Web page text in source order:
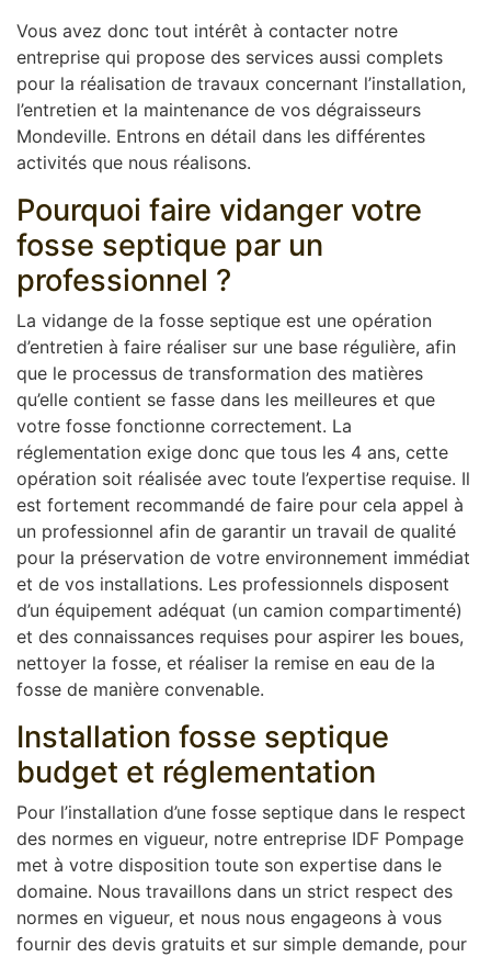
Vous avez donc tout intérêt à contacter notre
entreprise qui propose des services aussi complets
pour la réalisation de travaux concernant l’installation,
l’entretien et la maintenance de vos dégraisseurs
Mondeville. Entrons en détail dans les différentes
activités que nous réalisons.
Pourquoi faire vidanger votre
fosse septique par un
professionnel ?
La vidange de la fosse septique est une opération
d’entretien à faire réaliser sur une base régulière, afin
que le processus de transformation des matières
qu’elle contient se fasse dans les meilleures et que
votre fosse fonctionne correctement. La
réglementation exige donc que tous les 4 ans, cette
opération soit réalisée avec toute l’expertise requise. Il
est fortement recommandé de faire pour cela appel à
un professionnel afin de garantir un travail de qualité
pour la préservation de votre environnement immédiat
et de vos installations. Les professionnels disposent
d’un équipement adéquat (un camion compartimenté)
et des connaissances requises pour aspirer les boues,
nettoyer la fosse, et réaliser la remise en eau de la
fosse de manière convenable.
Installation fosse septique
budget et réglementation
Pour l’installation d’une fosse septique dans le respect
des normes en vigueur, notre entreprise IDF Pompage
met à votre disposition toute son expertise dans le
domaine. Nous travaillons dans un strict respect des
normes en vigueur, et nous nous engageons à vous
fournir des devis gratuits et sur simple demande, pour